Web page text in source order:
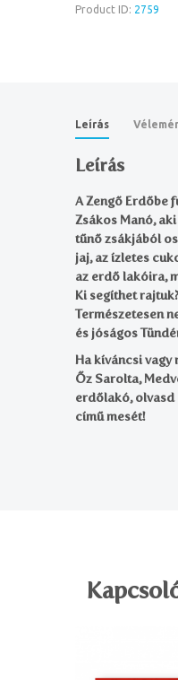
Product ID: 2759
Leírás
Leírás
A Zengő Erdőbe
Zsákos Manó,
tűnő zsákjából
jaj, az ízletes
az erdő lakóira,
Ki segíthet
Természetesen
és jóságos
Ha kíváncsi vagy
Őz Sarolta,
erdőlakó, olvasd
című mesét!